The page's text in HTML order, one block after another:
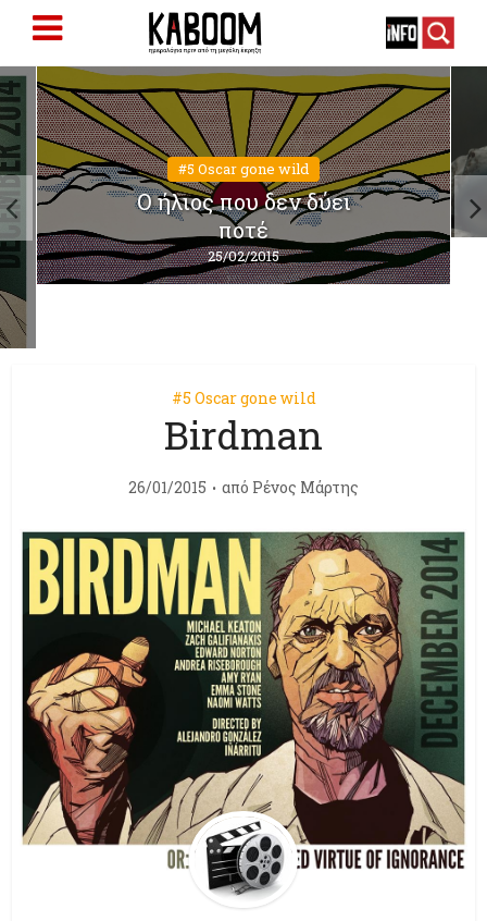
#5 Oscar gone wild
Ο ήλιος που δεν δύει
ποτέ
25/02/2015
#5 Oscar gone wild
Birdman
26/01/2015 από Ρένος Μάρτης